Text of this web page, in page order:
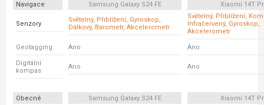
Navigace Samsung Galaxy S24 FE Xiaomi 14T
Senzory
Světelný, Přiblížení, Gyroskop,
Dálkový, Barometr, Akcelerometr
Světelný, Přiblížení,
Infračervený, Gyroskop,
Akcelerometr
Geotagging Ano Ano
Digitální
kompas
Ano Ano
Obecné Samsung Galaxy S24 FE
Xiaomi 14T